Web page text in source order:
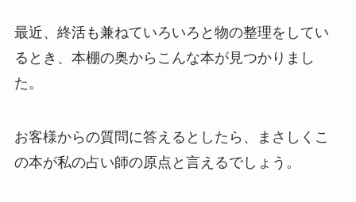
最近、終活も兼ねていろいろと物の整理をしてい
るとき、本棚の奥からこんな本が見つかりまし
た。
お客様からの質問に答えるとしたら、まさしくこ
の本が私の占い師の原点と言えるでしょう。